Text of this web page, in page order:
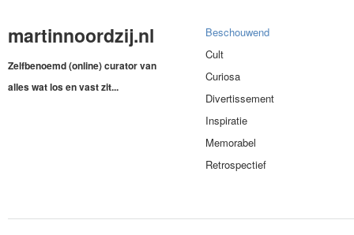
martinnoordzij.nl
Zelfbenoemd (online) curator van
alles wat los en vast zit...
Beschouwend
Cult
Curiosa
Divertissement
Inspiratie
Memorabel
Retrospectief